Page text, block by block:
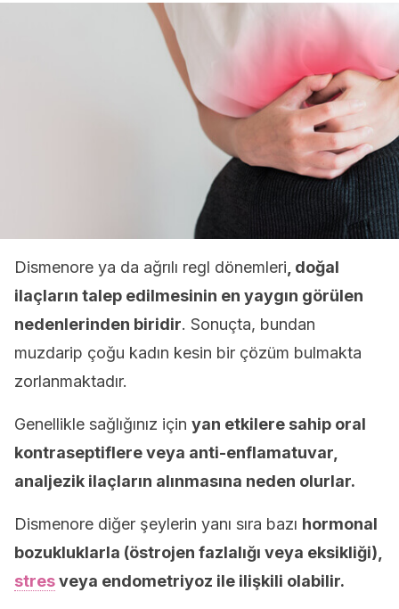
Dismenore ya da ağrılı regl dönemleri , doğal
ilaçların talep edilmesinin en yaygın görülen
nedenlerinden biridir. Sonuçta, bundan
muzdarip çoğu kadın kesin bir çözüm bulmakta
zorlanmaktadır.
Genellikle sağlığınız için yan etkilere sahip oral
kontraseptiflere veya anti-enflamatuvar,
analjezik ilaçların alınmasına neden olurlar.
Dismenore diğer şeylerin yanı sıra bazı hormonal
bozukluklarla (östrojen fazlalığı veya eksikliği),
stresveya endometriyoz ile ilişkili olabilir.